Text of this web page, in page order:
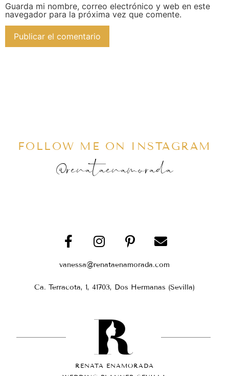
Guarda mi nombre, correo electrónico y web en este
navegador para la próxima vez que comente.
FOLLOW ME ON INSTAGRAM
@renataenamorada
vanessa@renataenamorada.com
Ca. Terracota, 1, 41703, Dos Hermanas (Sevilla)
RENATA ENAMORADA